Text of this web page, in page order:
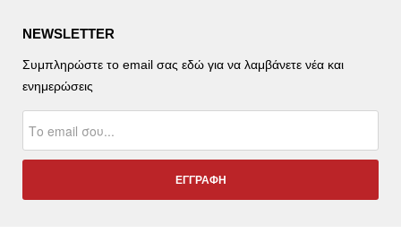
NEWSLETTER
Συμπληρώστε το email σας εδώ για να λαμβάνετε νέα και
ενημερώσεις